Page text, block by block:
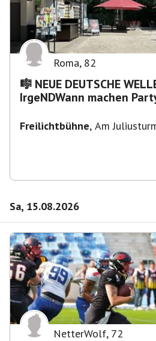
Roma, 82
🎼 NEUE DEUTSCHE
IrgeNDWann machen
Freilichtbühne, Am
Sa, 15.08.2026
NetterWolf, 72